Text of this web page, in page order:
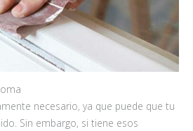
necesario, ya que puede que tu
Sin embargo, si tiene esos